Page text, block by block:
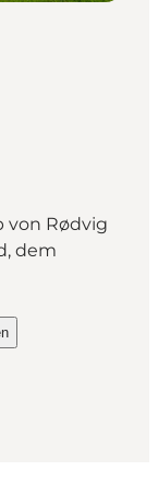
von Rødvig
dem
& Breakfast on_map